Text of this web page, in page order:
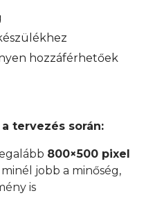
hozzáférhetőek
tervezés során:
800×500 pixel
jobb a minőség,
is